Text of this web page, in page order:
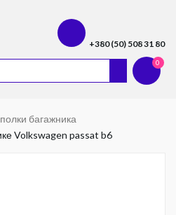
+380 (50) 508 31 80
0
багажника
Volkswagen passat b6